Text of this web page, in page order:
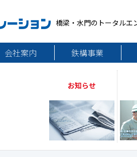
橋梁・水門のトータルエ
会社案内 鉄構事業
お知らせ